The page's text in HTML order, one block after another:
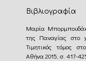
Βιβλιογραφία
Μαρία
της Παναγίας στο
Τιμητικός τόμος
Αθήνα 2015, σ. 417-